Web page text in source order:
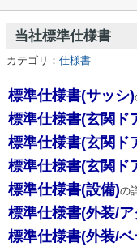
当社標準仕様書
カテゴリ： 仕様書
標準仕様書(サッシ)
標準仕様書(玄関ド
標準仕様書(玄関ド
標準仕様書(玄関ド
標準仕様書(設備)の
標準仕様書(外装/
標準仕様書(外装/ベ